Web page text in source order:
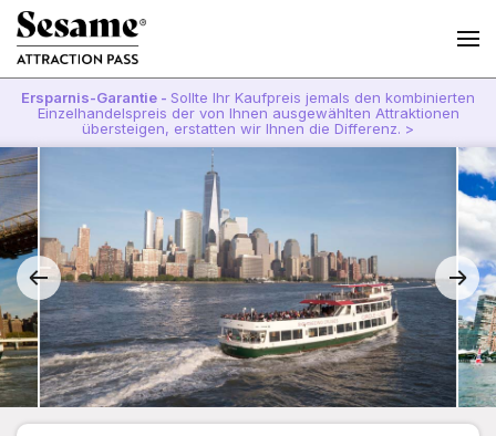
Ersparnis-Garantie - Sollte Ihr Kaufpreis jemals den kombinierten
Einzelhandelspreis der von Ihnen ausgewählten Attraktionen
übersteigen, erstatten wir Ihnen die Differenz. >